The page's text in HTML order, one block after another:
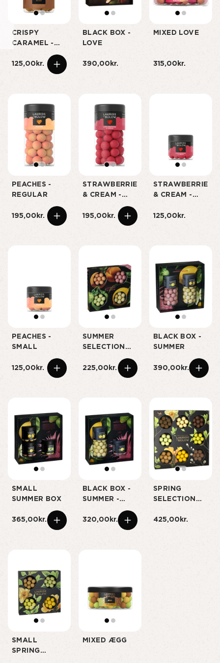
CRISPY
CARAMEL -
125,00kr.
BLACK BOX -
LOVE
390,00kr.
MIXED LOVE
315,00kr.
PEACHES -
REGULAR
195,00kr.
STRAWBERRIES
& CREAM -
195,00kr.
STRAWBERRIES
& CREAM -
125,00kr.
PEACHES -
SMALL
125,00kr.
SUMMER
SELECTION
225,00kr.
BLACK BOX -
SUMMER
390,00kr.
SMALL
SUMMER BOX
365,00kr.
BLACK BOX -
SUMMER -
320,00kr.
SPRING
SELECTION
425,00kr.
SMALL
SPRING
MIXED ÆGG